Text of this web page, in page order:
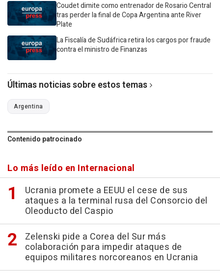
Coudet dimite como entrenador de Rosario Central
tras perder la final de Copa Argentina ante River
Plate
La Fiscalía de Sudáfrica retira los cargos por fraude
contra el ministro de Finanzas
Últimas noticias sobre estos temas
Argentina
Contenido patrocinado
Lo más leído en Internacional
Ucrania promete a EEUU el cese de sus
ataques a la terminal rusa del Consorcio del
Oleoducto del Caspio
Zelenski pide a Corea del Sur más
colaboración para impedir ataques de
equipos militares norcoreanos en Ucrania